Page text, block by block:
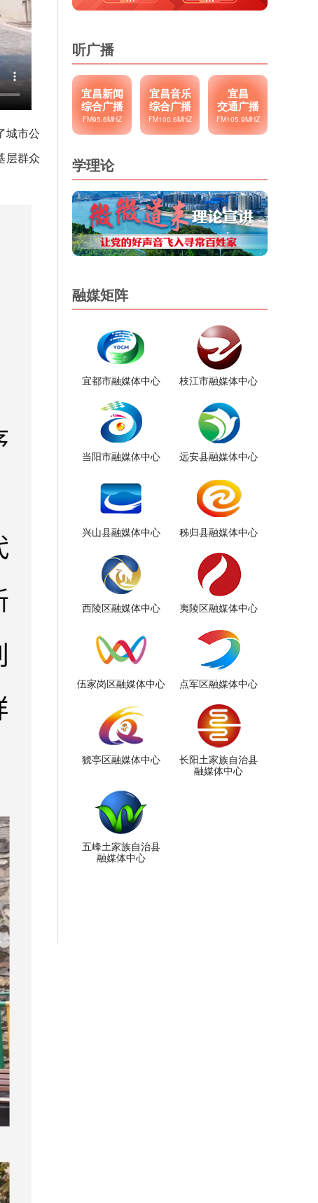
城市公
层群众
听广播
宜昌新闻
综合广播
FM95.6MHZ
宜昌音乐
综合广播
FM100.6MHZ
宜昌
交通广播
FM105.9MHZ
学理论
融媒矩阵
宜都市融媒体中心 枝江市融媒体中心
当阳市融媒体中心 远安县融媒体中心
兴山县融媒体中心 秭归县融媒体中心
西陵区融媒体中心 夷陵区融媒体中心
伍家岗区融媒体中心 点军区融媒体中心
猇亭区融媒体中心
长阳土家族自治县
融媒体中心
五峰土家族自治县
融媒体中心